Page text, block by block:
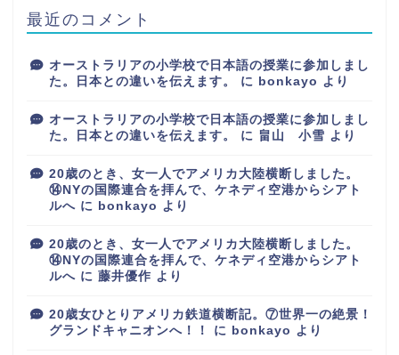
最近のコメント
オーストラリアの小学校で日本語の授業に参加しまし
た。日本との違いを伝えます。
に bonkayo より
オーストラリアの小学校で日本語の授業に参加しまし
た。日本との違いを伝えます。
に 畠山 小雪 より
20歳のとき、女一人でアメリカ大陸横断しました。
⑭NYの国際連合を拝んで、ケネディ空港からシアト
ルへ に bonkayo より
20歳のとき、女一人でアメリカ大陸横断しました。
⑭NYの国際連合を拝んで、ケネディ空港からシアト
ルへ に 藤井優作 より
20歳女ひとりアメリカ鉄道横断記。⑦世界一の絶景！
グランドキャニオンへ！！
に bonkayo より